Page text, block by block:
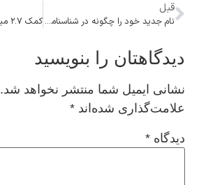
قبل
نام جدید خود را چگونه در شناسنامه ثبت کنیم؟
دیدگاهتان را بنویسید
نشانی ایمیل شما منتشر نخواهد شد.
علامت‌گذاری شده‌اند *
دیدگاه *